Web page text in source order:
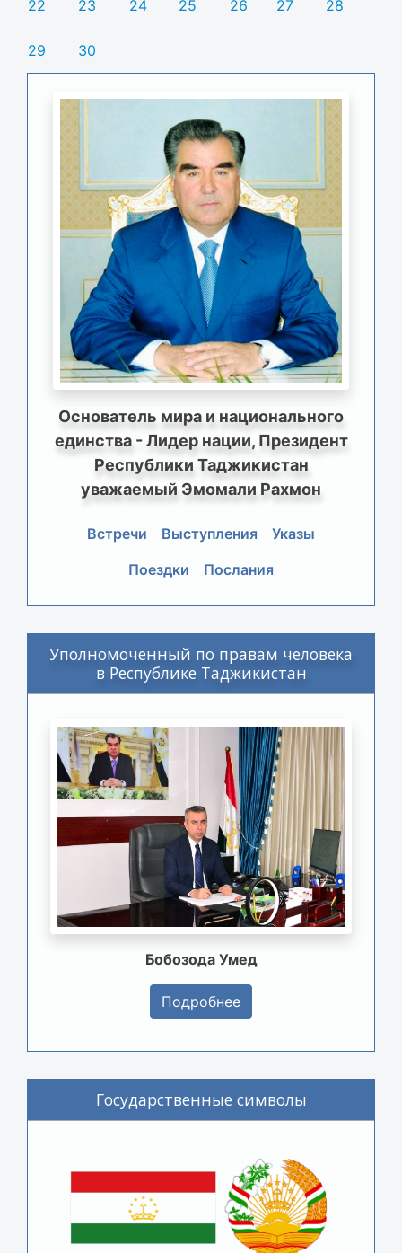
22 23 24 25 26 27 28
29 30
Основатель мира и национального
единства - Лидер нации, Президент
Республики Таджикистан
уважаемый Эмомали Рахмон
Встречи Выступления
Указы
Поездки
Послания
Уполномоченный по правам человека
в Республике Таджикистан
Бобозода Умед
Подробнее
Государственные символы